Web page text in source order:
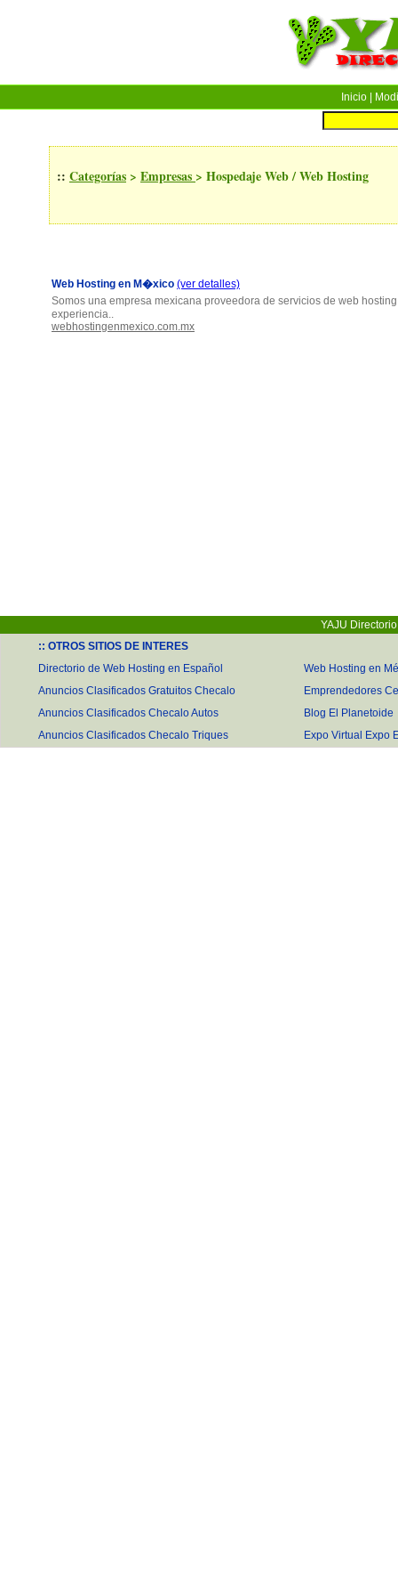
Inicio |
:: Categorías > Empresas > Hospedaje Web / Web Hosting
Web Hosting en M�xico (ver detalles)
Somos una empresa mexicana proveedora de servicios de web
experiencia..
webhostingenmexico.com.mx
YAJU
:: OTROS SITIOS DE INTERES
Directorio de Web Hosting en Español
Web Hosting en
Anuncios Clasificados Gratuitos Checalo
Emprendedores
Anuncios Clasificados Checalo Autos
Blog El Planetoide
Anuncios Clasificados Checalo Triques
Expo Virtual Expo